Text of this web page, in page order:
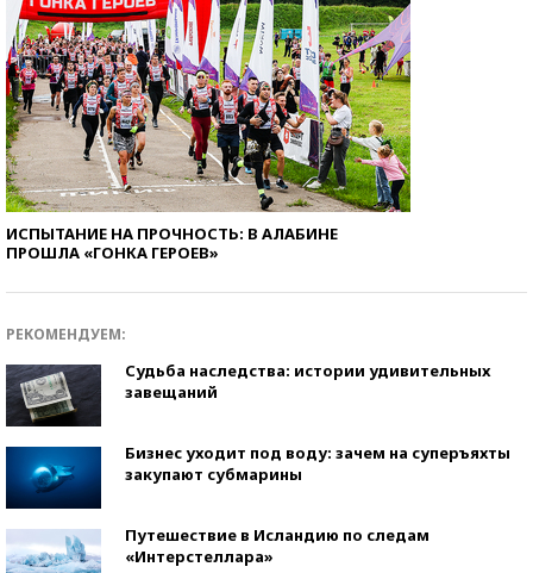
ИСПЫТАНИЕ НА ПРОЧНОСТЬ: В АЛАБИНЕ
ПРОШЛА «ГОНКА ГЕРОЕВ»
РЕКОМЕНДУЕМ:
Судьба наследства: истории удивительных
завещаний
Бизнес уходит под воду: зачем на суперъяхты
закупают субмарины
Путешествие в Исландию по следам
«Интерстеллара»